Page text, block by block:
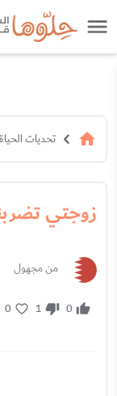
تحديات
زوجتي
من مجهول
0
1
0